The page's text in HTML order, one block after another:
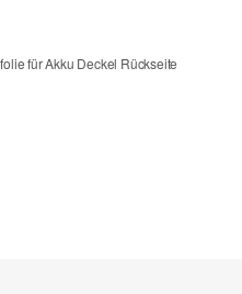
für Akku Deckel Rückseite